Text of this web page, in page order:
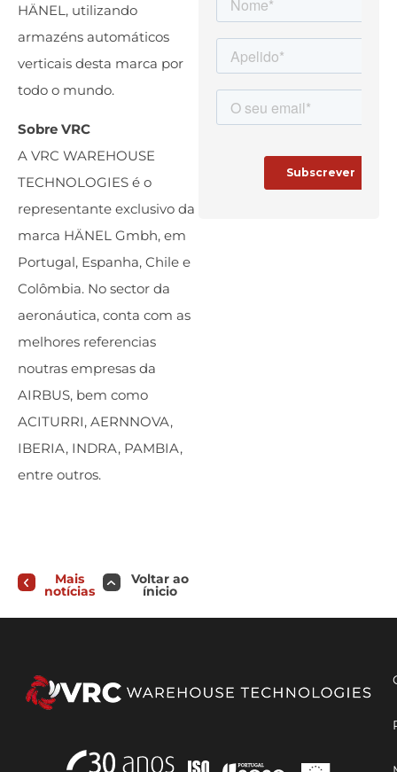
HÄNEL, utilizando
armazéns automáticos
verticais desta marca por
todo o mundo.
Sobre VRC
A VRC WAREHOUSE
TECHNOLOGIES é o
representante exclusivo da
marca HÄNEL Gmbh, em
Portugal, Espanha, Chile e
Colômbia. No sector da
aeronáutica, conta com as
melhores referencias
noutras empresas da
AIRBUS, bem como
ACITURRI, AERNNOVA,
IBERIA, INDRA, PAMBIA,
entre outros.
Mais
notícias
Voltar ao
ínicio